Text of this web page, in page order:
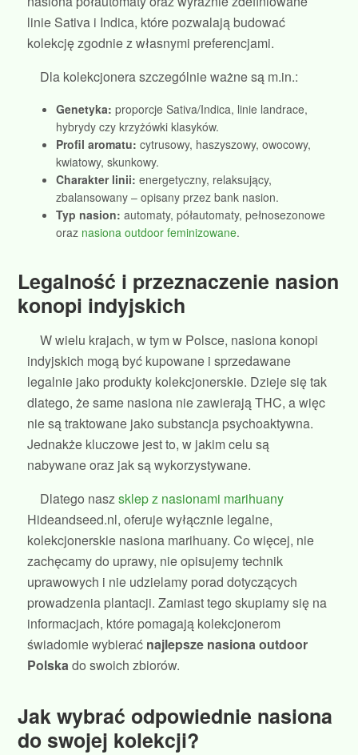
linie Sativa i Indica, które pozwalają budować
kolekcję zgodnie z własnymi preferencjami.
Dla kolekcjonera szczególnie ważne są m.in.:
Genetyka: proporcje Sativa/Indica, linie landrace,
hybrydy czy krzyżówki klasyków.
Profil aromatu: cytrusowy, haszyszowy, owocowy,
kwiatowy, skunkowy.
Charakter linii: energetyczny, relaksujący,
zbalansowany – opisany przez bank nasion.
Typ nasion: automaty, półautomaty, pełnosezonowe
oraz nasiona outdoor feminizowane.
Legalność i przeznaczenie nasion
konopi indyjskich
W wielu krajach, w tym w Polsce, nasiona konopi
indyjskich mogą być kupowane i sprzedawane
legalnie jako produkty kolekcjonerskie. Dzieje się tak
dlatego, że same nasiona nie zawierają THC, a więc
nie są traktowane jako substancja psychoaktywna.
Jednakże kluczowe jest to, w jakim celu są
nabywane oraz jak są wykorzystywane.
Dlatego naszsklep z nasionami marihuany
Hideandseed.nl, oferuje wyłącznie legalne,
kolekcjonerskie nasiona marihuany. Co więcej, nie
zachęcamy do uprawy, nie opisujemy technik
uprawowych i nie udzielamy porad dotyczących
prowadzenia plantacji. Zamiast tego skupiamy się na
informacjach, które pomagają kolekcjonerom
świadomie wybierać najlepsze nasiona outdoor
Polskado swoich zbiorów.
Jak wybrać odpowiednie nasiona
do swojej kolekcji?